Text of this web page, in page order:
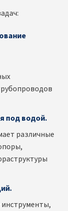
под водой.
различные